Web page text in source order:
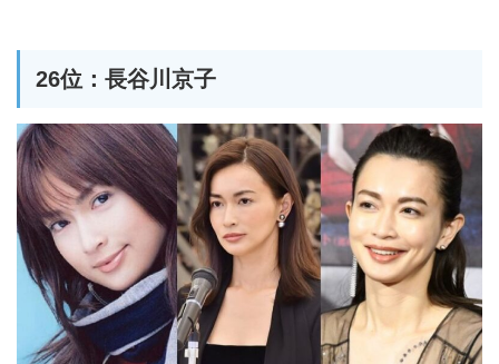
26位：長谷川京子